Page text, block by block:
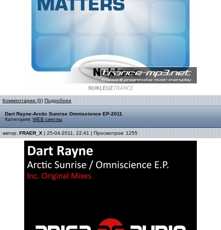
Комментарии (0) Подробнее
Dart Rayne-Arctic Sunrise Omniscience EP-2011
Категория: WEB синглы
автор: FRAER_X | 25-04-2011, 22:41 | Просмотров: 1255